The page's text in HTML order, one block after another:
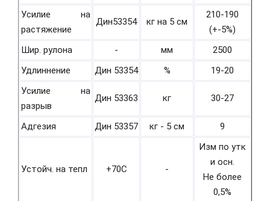
Усилие на
растяжение
Дин53354 кг на 5 см
210-190
(+-5%)
Шир. рулона
- мм
2500
Удлиннение
Дин 53354 %
19-20
Усилие на
разрыв
Дин 53363 кг 30-27
Адгезия Дин 53357 кг - 5 см 9
Устойч. на тепл +70С -
Изм по утк
и осн.
Не более
0,5%